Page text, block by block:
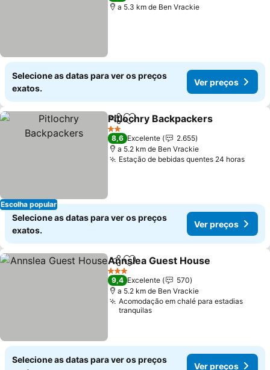
a 5.3 km de Ben Vrackie
Selecione as datas para ver os preços
exatos.
Ver preços
Escolha popular
PartilharAdicionar aos favoritos
Pitlochry Backpackers
2 Estrelas
8,6 Excelente
2.655
a 5.2 km de Ben Vrackie
Estação de bebidas quentes 24 horasVer
Selecione as datas para ver os preços
exatos.
Ver preços
PartilharAdicionar aos favoritos
Annslea Guest House
3 Estrelas
9,4 Excelente
570
a 5.2 km de Ben Vrackie
Acomodação em chalé para estadias
tranquilas
Selecione as datas para ver os preços
Ver preços